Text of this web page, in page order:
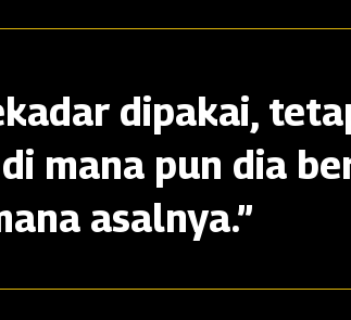
dipakai,
mana pun dia
asalnya.”